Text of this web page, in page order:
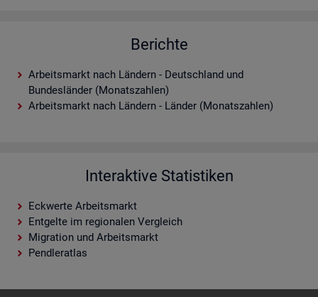
Berichte
Arbeitsmarkt nach Ländern - Deutschland und
Bundesländer (Monatszahlen)
Arbeitsmarkt nach Ländern - Länder (Monatszahlen)
Interaktive Statistiken
Eckwerte Arbeitsmarkt
Entgelte im regionalen Vergleich
Migration und Arbeitsmarkt
Pendleratlas